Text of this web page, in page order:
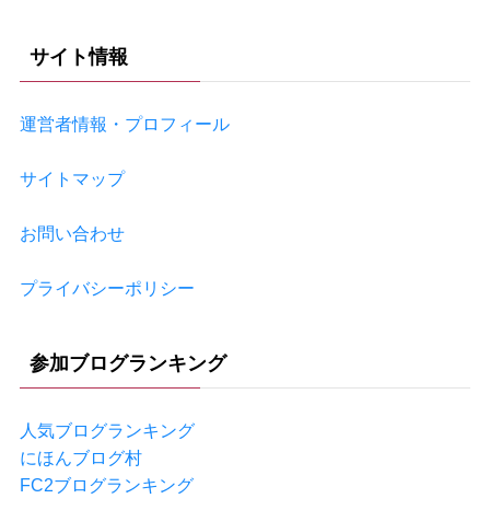
イ
サイト情報
運営者情報・プロフィール
サイトマップ
お問い合わせ
プライバシーポリシー
参加ブログランキング
人気ブログランキング
にほんブログ村
FC2ブログランキング